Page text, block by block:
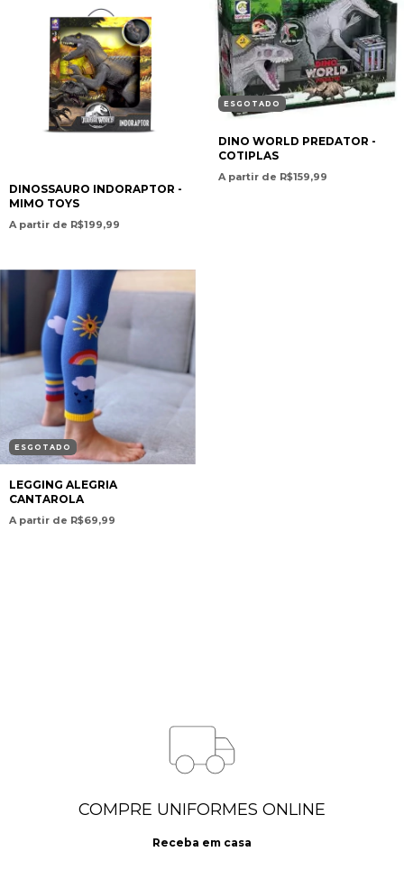
DINOSSAURO INDORAPTOR -
MIMO TOYS
A partir de R$199,99
ESGOTADO
DINO WORLD PREDATOR -
COTIPLAS
A partir de R$159,99
ESGOTADO
LEGGING ALEGRIA
CANTAROLA
A partir de R$69,99
COMPRE UNIFORMES ONLINE
Receba em casa